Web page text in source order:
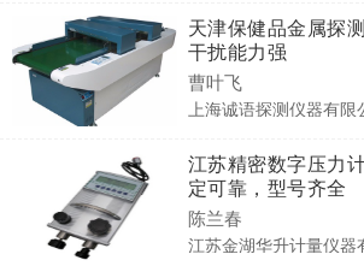
天津保健品金属探
干扰能力强
曹叶飞
上海诚语探测仪器有限
江苏精密数字压力
定可靠，型号齐全
陈兰春
江苏金湖华升计量仪器